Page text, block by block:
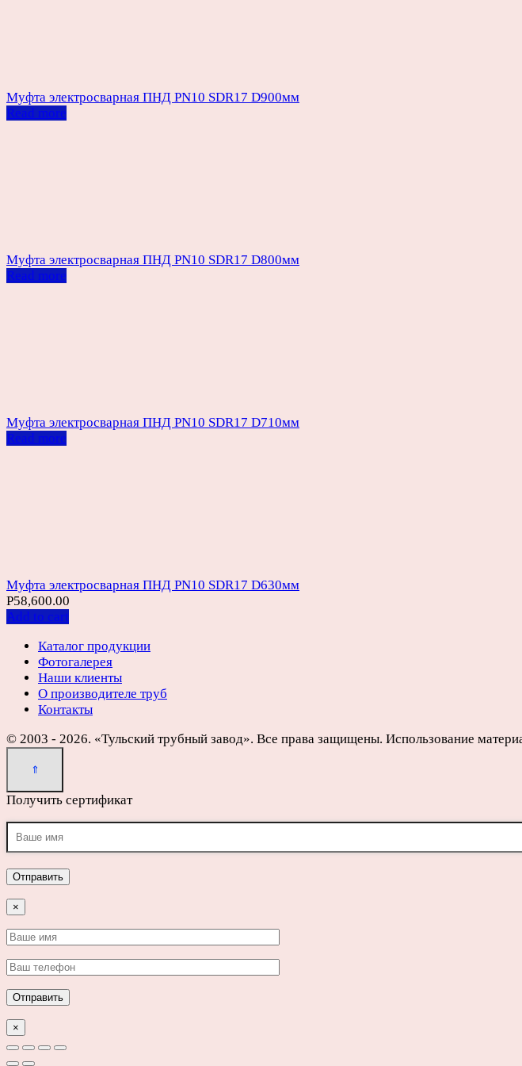
Муфта электросварная ПНД PN10 SDR17 D900мм
Read more
Муфта электросварная ПНД PN10 SDR17 D800мм
Read more
Муфта электросварная ПНД PN10 SDR17 D710мм
Read more
Муфта электросварная ПНД PN10 SDR17 D630мм
Р58,600.00
Add to cart
Каталог продукции
Фотогалерея
Наши клиенты
О производителе труб
Контакты
© 2003 - 2026. «Тульский трубный завод». Все права защищены. Использование
Получить сертификат
×
×